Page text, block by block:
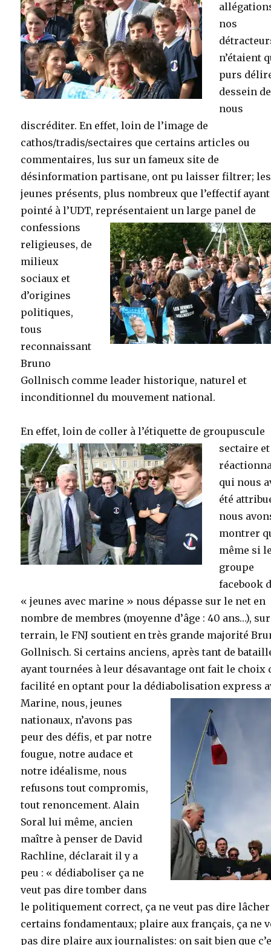
nos
n’étaient
purs
dessein de
nous
discréditer. En effet, loin de l’image de
cathos/tradis/sectaires que certains articles ou
commentaires, lus sur un fameux site de
désinformation partisane, ont pu laisser filtrer; les
jeunes présents, plus nombreux que l’effectif ayant
pointé à l’UDT, représentaient un large panel de
confessions
religieuses, de
milieux
sociaux et
d’origines
politiques,
tous
reconnaissant
Bruno
Gollnisch comme leader historique, naturel et
inconditionnel du mouvement national.
En effet, loin de coller à l’étiquette de groupuscule
sectaire et
qui nous
été
nous
montrer
même si
groupe
facebook
« jeunes avec marine » nous dépasse sur le net en
nombre de membres (moyenne d’âge : 40 ans…),
terrain, le FNJ soutient en très grande majorité
Gollnisch. Si certains anciens, après tant de
ayant tournées à leur désavantage ont fait le choix
facilité en optant pour la dédiabolisation express
Marine, nous, jeunes
nationaux, n’avons pas
peur des défis, et par notre
fougue, notre audace et
notre idéalisme, nous
refusons tout compromis,
tout renoncement. Alain
Soral lui même, ancien
maître à penser de David
Rachline, déclarait il y a
peu : « dédiaboliser ça ne
veut pas dire tomber dans
le politiquement correct, ça ne veut pas dire
certains fondamentaux; plaire aux français, ça ne
pas dire plaire aux journalistes: on sait bien que